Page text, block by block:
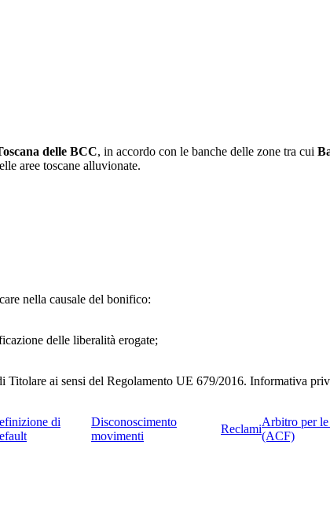
delle BCC, in accordo con le banche delle zone tra cui
aree toscane alluvionate.
nella causale del bonifico:
delle liberalità erogate;
Titolare ai sensi del Regolamento UE 679/2016. Informativa
di
Disconoscimento
movimenti
Reclami
Arbitro per
(ACF)